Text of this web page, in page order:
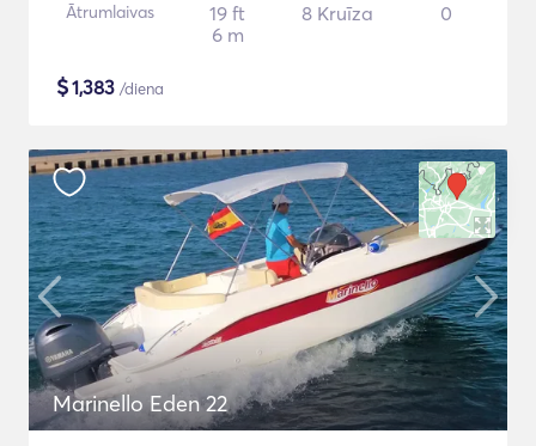
Ātrumlaivas
19 ft
6 m
8 Kruīza 0
$1,383 /diena
Marinello Eden 22